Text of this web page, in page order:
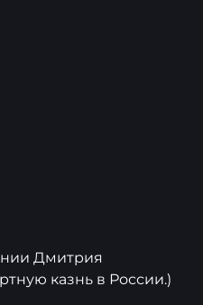
Дмитрия
казнь в России.)